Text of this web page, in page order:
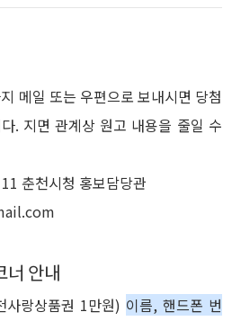
메일 또는 우편으로 보내시면 당첨
. 지면 관계상 원고 내용을 줄일 수
춘천시청 홍보담당관
너 안내
사랑상품권 1만원) 이름, 핸드폰 번